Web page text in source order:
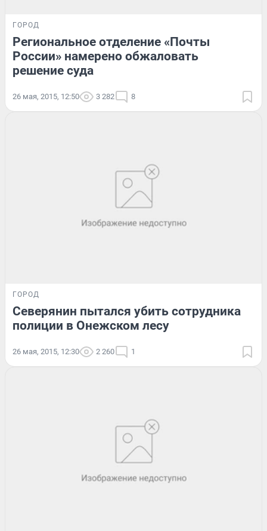
ГОРОД
Региональное отделение «Почты
России» намерено обжаловать
решение суда
26 мая, 2015, 12:50 3 282 8
ГОРОД
Северянин пытался убить сотрудника
полиции в Онежском лесу
26 мая, 2015, 12:30 2 260 1